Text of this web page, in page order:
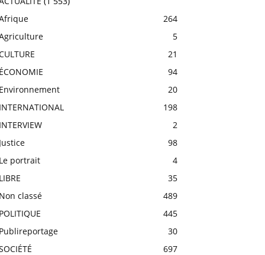
264
5
21
ÉCONOMIE
94
Environnement
20
INTERNATIONAL
198
INTERVIEW
2
Justice
98
Le portrait
4
LIBRE
35
Non classé
489
POLITIQUE
445
Publireportage
30
697